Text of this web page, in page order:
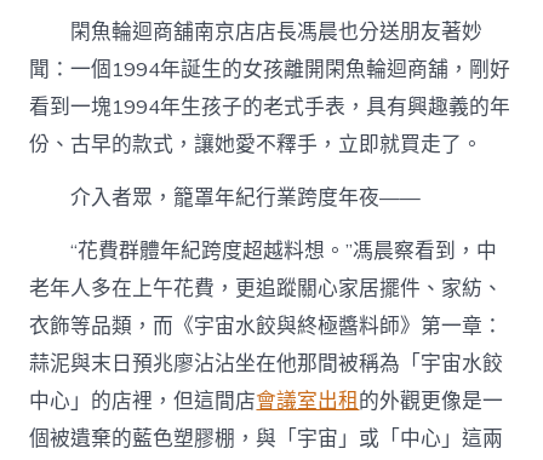
閑魚輪迴商舖南京店店長馮晨也分送朋友著妙
聞：一個1994年誕生的女孩離開閑魚輪迴商舖，剛好
看到一塊1994年生孩子的老式手表，具有興趣義的年
份、古早的款式，讓她愛不釋手，立即就買走了。
介入者眾，籠罩年紀行業跨度年夜——
“花費群體年紀跨度超越料想。”馮晨察看到，中
老年人多在上午花費，更追蹤關心家居擺件、家紡、
衣飾等品類，而《宇宙水餃與終極醬料師》第一章：
蒜泥與末日預兆廖沾沾坐在他那間被稱為「宇宙水餃
中心」的店裡，但這間店會議室出租的外觀更像是一
個被遺棄的藍色塑膠棚，與「宇宙」或「中心」這兩